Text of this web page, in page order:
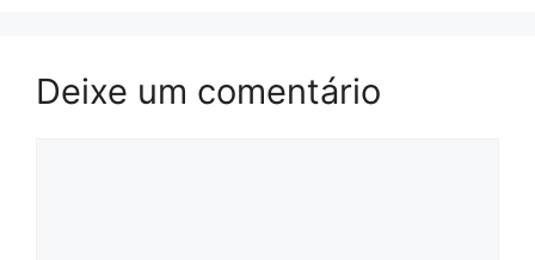
Deixe um comentário